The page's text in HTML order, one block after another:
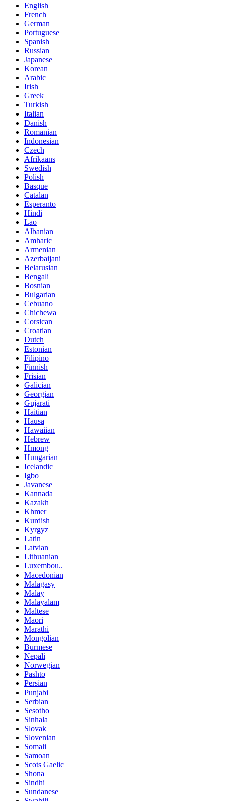
English
French
German
Portuguese
Spanish
Russian
Japanese
Korean
Arabic
Irish
Greek
Turkish
Italian
Danish
Romanian
Indonesian
Czech
Afrikaans
Swedish
Polish
Basque
Catalan
Esperanto
Hindi
Lao
Albanian
Amharic
Armenian
Azerbaijani
Belarusian
Bengali
Bosnian
Bulgarian
Cebuano
Chichewa
Corsican
Croatian
Dutch
Estonian
Filipino
Finnish
Frisian
Galician
Georgian
Gujarati
Haitian
Hausa
Hawaiian
Hebrew
Hmong
Hungarian
Icelandic
Igbo
Javanese
Kannada
Kazakh
Khmer
Kurdish
Kyrgyz
Latin
Latvian
Lithuanian
Luxembou..
Macedonian
Malagasy
Malay
Malayalam
Maltese
Maori
Marathi
Mongolian
Burmese
Nepali
Norwegian
Pashto
Persian
Punjabi
Serbian
Sesotho
Sinhala
Slovak
Slovenian
Somali
Samoan
Scots Gaelic
Shona
Sindhi
Sundanese